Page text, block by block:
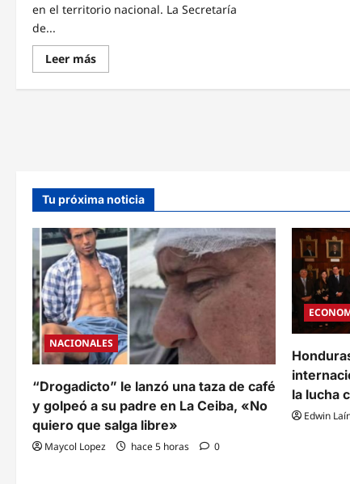
en el territorio nacional. La Secretaría
de...
Leer másRead
more
Rescate
a
Rusia
bajo
engaños
y
falsas
promesas
de
empleo
Tu próxima noticia
NACIONALES
“Drogadicto” le lanzó una taza de café
y golpeó a su padre en La Ceiba, «No
quiero que salga libre»
Maycol Lopez hace 5 horas 0
la lucha
Edwin